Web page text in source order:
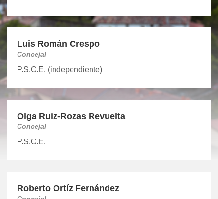
Luis Román Crespo
Concejal
P.S.O.E. (independiente)
Olga Ruiz-Rozas Revuelta
Concejal
P.S.O.E.
Roberto Ortíz Fernández